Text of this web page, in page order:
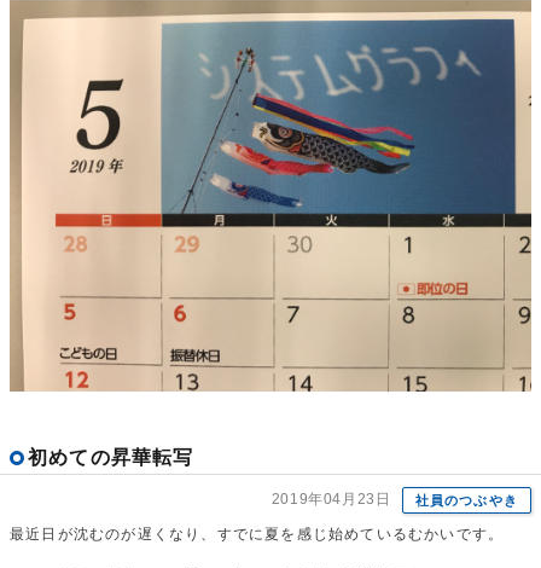
初めての昇華転写
2019年04月23日 社員のつぶやき
最近日が沈むのが遅くなり、すでに夏を感じ始めているむかいです。